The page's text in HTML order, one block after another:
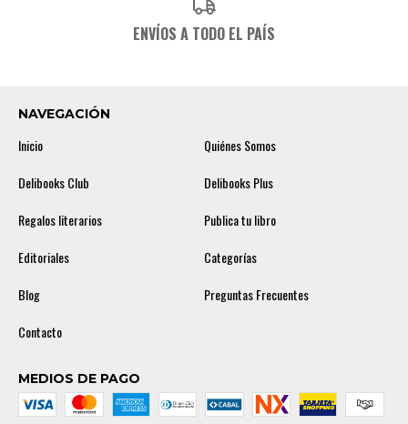
ENVÍOS A TODO EL PAÍS
NAVEGACIÓN
Inicio
Quiénes Somos
Delibooks Club
Delibooks Plus
Regalos literarios
Publica tu libro
Editoriales
Categorías
Blog
Preguntas Frecuentes
Contacto
MEDIOS DE PAGO